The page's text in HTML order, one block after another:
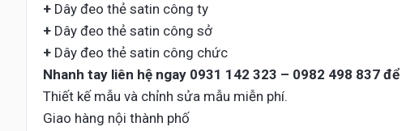
+ Dây đeo thẻ satin công ty
+ Dây đeo thẻ satin công sở
+ Dây đeo thẻ satin công chức
Nhanh tay liên hệ ngay 0931 142 323 – 0982 498 837 để
Thiết kế mẫu và chỉnh sửa mẫu miễn phí.
Giao hàng nội thành phố